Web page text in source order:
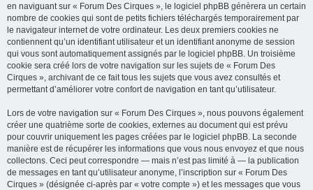
en naviguant sur « Forum Des Cirques », le logiciel phpBB génèrera un certain
nombre de cookies qui sont de petits fichiers téléchargés temporairement par
le navigateur internet de votre ordinateur. Les deux premiers cookies ne
contiennent qu’un identifiant utilisateur et un identifiant anonyme de session
qui vous sont automatiquement assignés par le logiciel phpBB. Un troisième
cookie sera créé lors de votre navigation sur les sujets de « Forum Des
Cirques », archivant de ce fait tous les sujets que vous avez consultés et
permettant d’améliorer votre confort de navigation en tant qu’utilisateur.
Lors de votre navigation sur « Forum Des Cirques », nous pouvons également
créer une quatrième sorte de cookies, externes au document qui est prévu
pour couvrir uniquement les pages créées par le logiciel phpBB. La seconde
manière est de récupérer les informations que vous nous envoyez et que nous
collectons. Ceci peut correspondre — mais n’est pas limité à — la publication
de messages en tant qu’utilisateur anonyme, l’inscription sur « Forum Des
Cirques » (désignée ci-après par « votre compte ») et les messages que vous